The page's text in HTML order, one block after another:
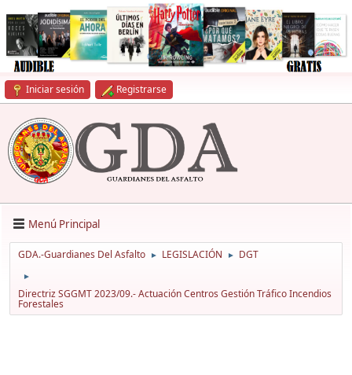
Iniciar sesión Registrarse
Menú Principal
GDA.-Guardianes Del Asfalto ► LEGISLACIÓN ► DGT
►
Directriz SGGMT 2023/09.- Actuación Centros Gestión Tráfico Incendios
Forestales